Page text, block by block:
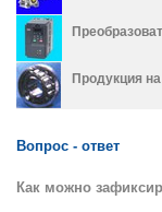
Продукция
Вопрос - ответ
Как можно